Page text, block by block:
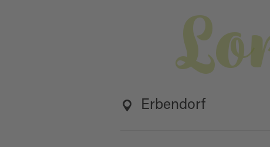
Erbendorf